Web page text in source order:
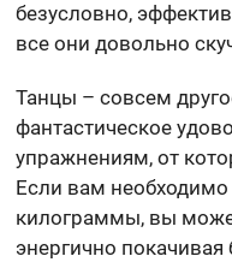
безусловно,
все они довольно
Танцы – совсем
фантастическое
упражнениям, от
Если вам
килограммы, вы
энергично